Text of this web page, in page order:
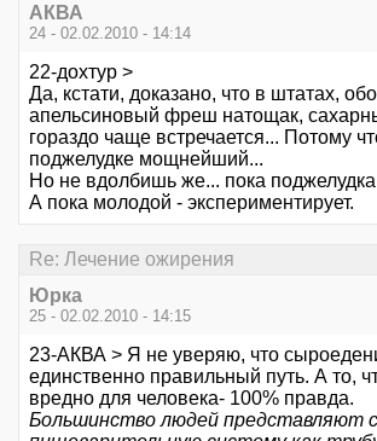
АКВА
24 - 02.02.2010 - 14:14
22-дохтур >
Да, кстати, доказано, что в штатах,
апельсиновый фреш натощак,
гораздо чаще встречается... Потому
поджелудке мощнейший...
Но не вдолбишь же... пока поджелудка
А пока молодой - экспериментирует.
Re: Лечение ожирения
Юрка
25 - 02.02.2010 - 14:15
23-АКВА > Я не уверяю, что
единственно правильный путь. А то,
вредно для человека- 100% правда.
Большинство людей представляют